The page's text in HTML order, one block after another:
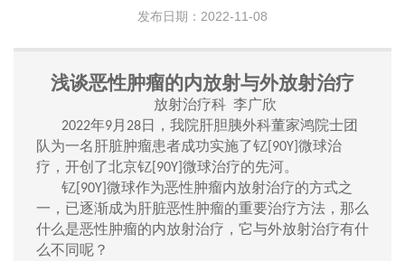
发布日期：2022-11-08
浅谈恶性肿瘤的内放射与外放射治疗
放射治疗科 李广欣
2022年9月 28日 ，我院肝胆胰外科董家鸿院士团
队为一名肝脏肿瘤患者成功实施了钇 [90Y] 微球治
疗， 开创了北京钇 [90Y] 微球治疗的先河。
钇 [90Y] 微球作为恶性肿瘤内放射治疗的方式之
一 ， 已逐渐成为肝脏恶性肿瘤的重要治疗方法， 那么
什么是恶性肿瘤的内放射治疗，它与外放射治疗有什
么不同呢？